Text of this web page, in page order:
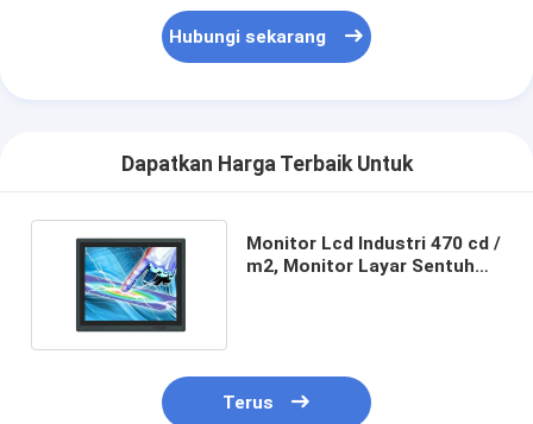
Hubungi sekarang
Dapatkan Harga Terbaik Untuk
Monitor Lcd Industri 470 cd /
m2, Monitor Layar Sentuh
Terus